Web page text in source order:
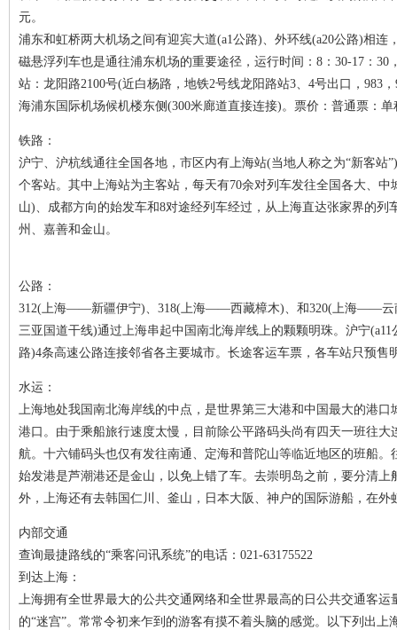
元。
浦东和虹桥两大机场之间有迎宾大道(a1公路)、外环线(a20公路)相连
磁悬浮列车也是通往浦东机场的重要途径，运行时间：8：30-17：
站：龙阳路2100号(近白杨路，地铁2号线龙阳路站3、4号出口，983
海浦东国际机场候机楼东侧(300米廊道直接连接)。票价：普通票：
铁路：
沪宁、沪杭线通往全国各地，市区内有上海站(当地人称之为“新客
个客站。其中上海站为主客站，每天有70余对列车发往全国各大、
山)、成都方向的始发车和8对途经列车经过，从上海直达张家界的
州、嘉善和金山。
公路：
312(上海——新疆伊宁)、318(上海——西藏樟木)、和320(上海——云
三亚国道干线)通过上海串起中国南北海岸线上的颗颗明珠。沪宁
路)4条高速公路连接邻省各主要城市。长途客运车票，各车站只预售
水运：
上海地处我国南北海岸线的中点，是世界第三大港和中国最大的港
港口。由于乘船旅行速度太慢，目前除公平路码头尚有四天一班往
航。十六铺码头也仅有发往南通、定海和普陀山等临近地区的班船
始发港是芦潮港还是金山，以免上错了车。去崇明岛之前，要分清
外，上海还有去韩国仁川、釜山，日本大阪、神户的国际游船，在外
内部交通
查询最捷路线的“乘客问讯系统”的电话：021-63175522
到达上海：
上海拥有全世界最大的公共交通网络和全世界最高的日公共交通客
的“迷宫”。常常令初来乍到的游客有摸不着头脑的感觉。以下列出